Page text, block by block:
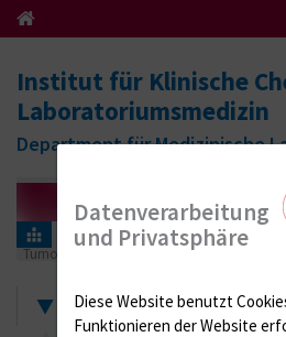
Institut für Klinische
Laboratoriumsmedizin
Department für Medizinische
Informationen für Einsender
Tumormarker
292 (Tumormarker)
Zertifikate
Datenverarbeitung
und Privatsphäre
Diese Website benutzt
Funktionieren der Website